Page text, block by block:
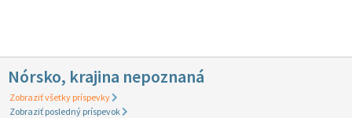
Nórsko, krajina nepoznaná
Zobraziť všetky príspevky
Zobraziť posledný príspevok